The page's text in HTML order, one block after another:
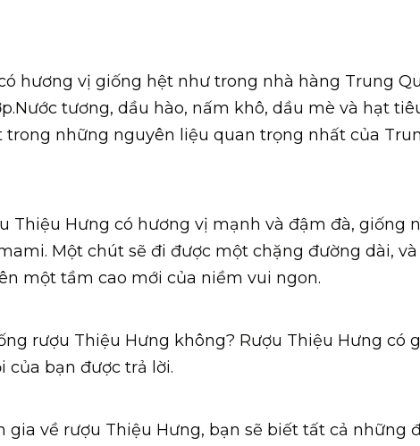
hương vị giống hệt như trong nhà hàng Trung
Nước tương, dầu hào, nấm khô, dầu mè và hạt
những nguyên liệu quan trọng nhất của
Thiệu Hưng có hương vị mạnh và đậm đà, giống
Một chút sẽ đi được một chặng đường dài, và
một tầm cao mới của niềm vui ngon.
rượu Thiệu Hưng không? Rượu Thiệu Hưng có
của bạn được trả lời.
gia về rượu Thiệu Hưng, bạn sẽ biết tất cả những